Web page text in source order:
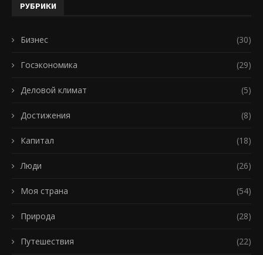
РУБРИКИ
Бизнес (30)
Госэкономика (29)
Деловой климат (5)
Достижения (8)
Капитал (18)
Люди (26)
Моя страна (54)
Природа (28)
Путешествия (22)